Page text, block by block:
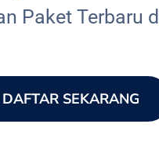
Paket Terbaru
DAFTAR SEKARANG